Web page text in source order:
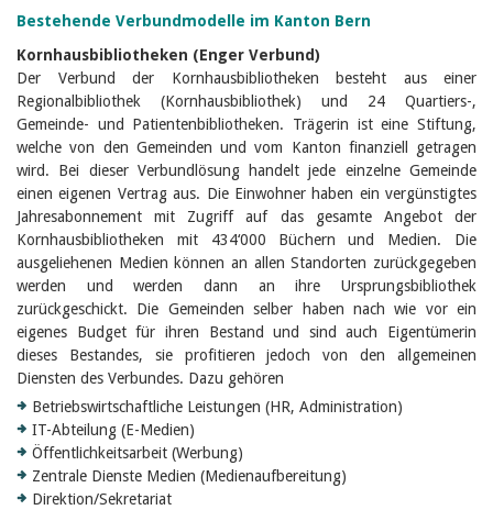
Bestehende Verbundmodelle im Kanton Bern
Kornhausbibliotheken (Enger Verbund)
Der Verbund der Kornhausbibliotheken besteht aus einer
Regionalbibliothek (Kornhausbibliothek) und 24 Quartiers-,
Gemeinde- und Patientenbibliotheken. Trägerin ist eine Stiftung,
welche von den Gemeinden und vom Kanton finanziell getragen
wird. Bei dieser Verbundlösung handelt jede einzelne Gemeinde
einen eigenen Vertrag aus. Die Einwohner haben ein vergünstigtes
Jahresabonnement mit Zugriff auf das gesamte Angebot der
Kornhausbibliotheken mit 434‘000 Büchern und Medien. Die
ausgeliehenen Medien können an allen Standorten zurückgegeben
werden und werden dann an ihre Ursprungsbibliothek
zurückgeschickt. Die Gemeinden selber haben nach wie vor ein
eigenes Budget für ihren Bestand und sind auch Eigentümerin
dieses Bestandes, sie profitieren jedoch von den allgemeinen
Diensten des Verbundes. Dazu gehören
Betriebswirtschaftliche Leistungen (HR, Administration)
IT-Abteilung (E-Medien)
Öffentlichkeitsarbeit (Werbung)
Zentrale Dienste Medien (Medienaufbereitung)
Direktion/Sekretariat